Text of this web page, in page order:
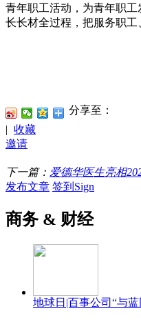
青年职工活动，为青年职
长长材全过程，把服务职
分享至：
| 收藏
邀请
下一篇： 爱德华医生亮相
发布文章 签到Sign
商务 & 财经
地球日|百事公司“与